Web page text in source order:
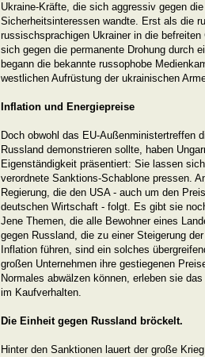
Ukraine-Kräfte, die sich aggressiv gegen
Sicherheitsinteressen wandte. Erst als die
russischsprachigen Ukrainer in die
sich gegen die permanente Drohung durch
begann die bekannte russophobe
westlichen Aufrüstung der ukrainischen
Inflation und Energiepreise
Doch obwohl das EU-Außenministertreffen
Russland demonstrieren sollte, haben
Eigenständigkeit präsentiert: Sie lassen
verordnete Sanktions-Schablone pressen.
Regierung, die den USA - auch um den
deutschen Wirtschaft - folgt. Es gibt sie
Jene Themen, die alle Bewohner eines
gegen Russland, die zu einer Steigerung
Inflation führen, sind ein solches
großen Unternehmen ihre gestiegenen
Normales abwälzen können, erleben sie
im Kaufverhalten.
Die Einheit gegen Russland bröckelt.
Hinter den Sanktionen lauert der große